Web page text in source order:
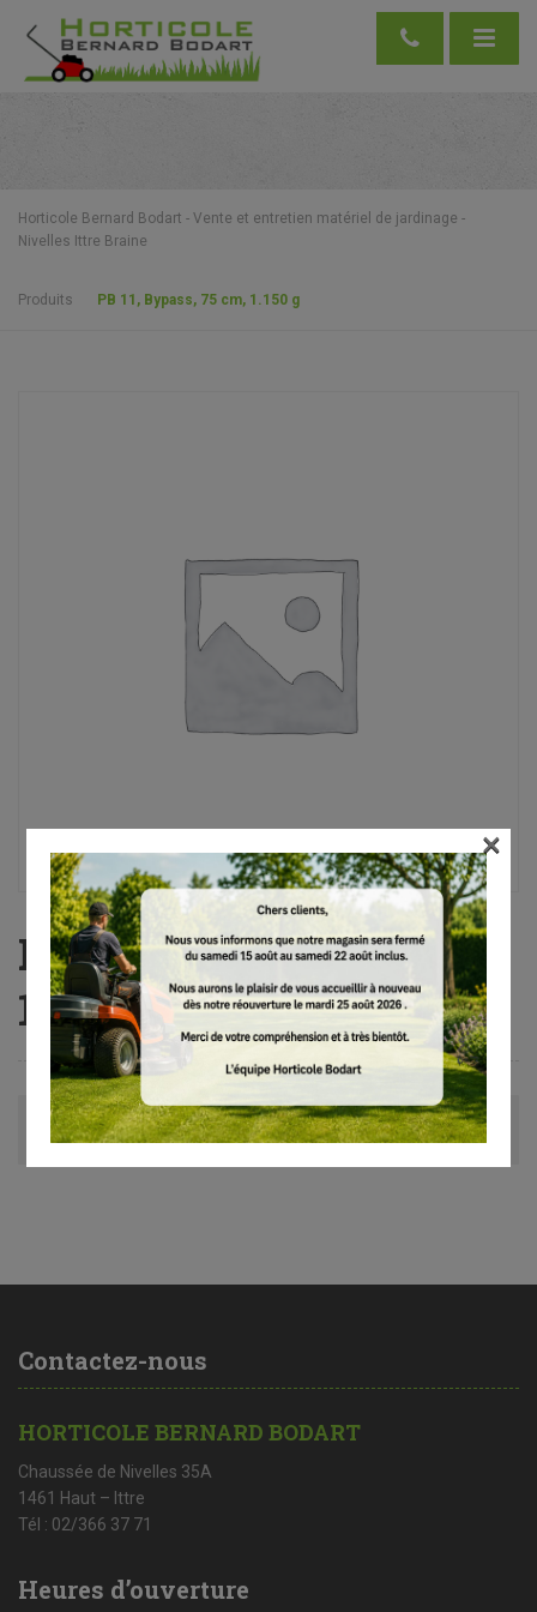
Horticole Bernard Bodart - Vente et entretien matériel de jardinage -
Nivelles Ittre Braine
Produits PB 11, Bypass, 75 cm, 1.150 g
PB 11, Bypass, 75 cm,
1.150 g
Avis (0)
Contactez-nous
HORTICOLE BERNARD BODART
Chaussée de Nivelles 35A
1461 Haut – Ittre
Tél : 02/366 37 71
Heures d’ouverture
×